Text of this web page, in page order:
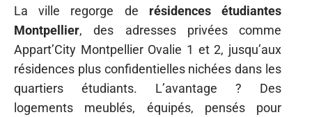
La ville regorge de résidences étudiantes
Montpellier, des adresses privées comme
Appart’City Montpellier Ovalie 1 et 2, jusqu’aux
résidences plus confidentielles nichées dans les
quartiers étudiants. L’avantage ? Des
logements meublés, équipés, pensés pour